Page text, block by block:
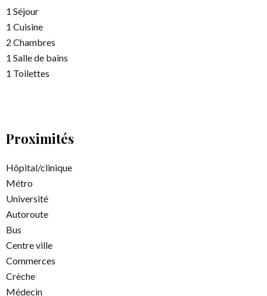
1 Séjour
1 Cuisine
2 Chambres
1 Salle de bains
1 Toilettes
Proximités
Hôpital/clinique
Métro
Université
Autoroute
Bus
Centre ville
Commerces
Crèche
Médecin